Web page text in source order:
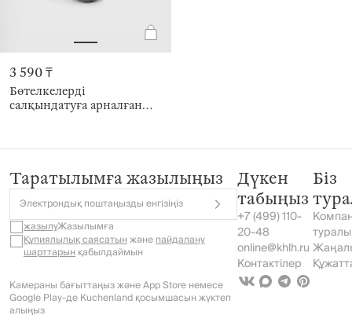
3 590 ₸
Бөтелкелерді
салқындатуға арналған
Таратылымға жазылыңыз
Электрондық поштаңызды енгізіңіз
жазылуЖазылымға
Құпиялылық саясатынжәнепайдалану
шарттарынқабылдаймын
Камераны бағыттаңыз және App Store немесе
Google Play-де Kuchenland қосымшасын жүктеп
алыңыз
Дүкен
табыңыз
+7 (499) 110-
20-48
online@khlh.ru
Контактілер
Біз
туралы